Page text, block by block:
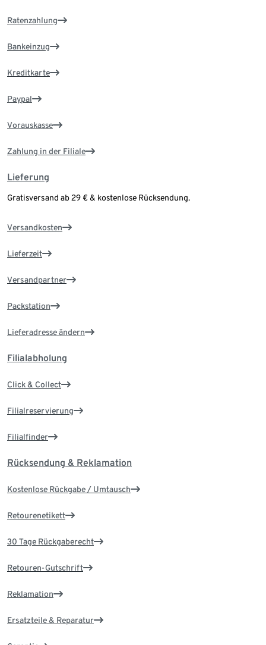
Ratenzahlung
Bankeinzug
Kreditkarte
Paypal
Vorauskasse
Zahlung in der Filiale
Lieferung
Gratisversand ab 29 € & kostenlose Rücksendung.
Versandkosten
Lieferzeit
Versandpartner
Packstation
Lieferadresse ändern
Filialabholung
Click & Collect
Filialreservierung
Filialfinder
Rücksendung & Reklamation
Kostenlose Rückgabe / Umtausch
Retourenetikett
30 Tage Rückgaberecht
Retouren-Gutschrift
Reklamation
Ersatzteile & Reparatur